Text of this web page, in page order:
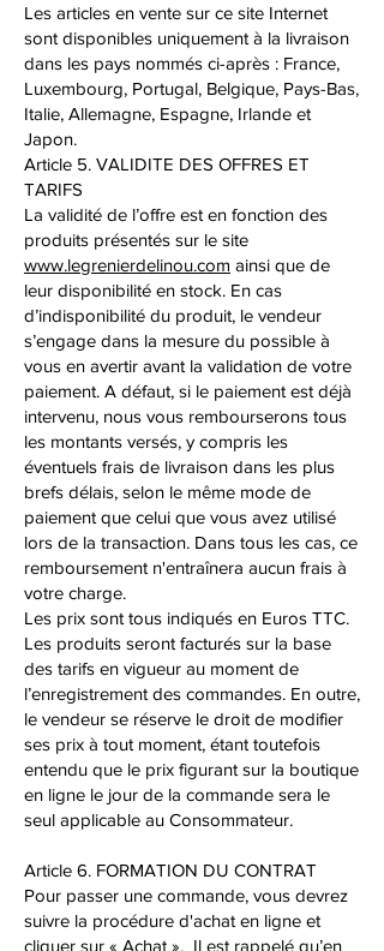
Les articles en vente sur ce site Internet
sont disponibles uniquement à la livraison
dans les pays nommés ci-après : France,
Luxembourg, Portugal, Belgique, Pays-Bas,
Italie, Allemagne, Espagne, Irlande et
Japon.
Article 5. VALIDITE DES OFFRES ET
TARIFS
La validité de l’offre est en fonction des
produits présentés sur le site
www.legrenierdelinou.com ainsi que de
leur disponibilité en stock. En cas
d’indisponibilité du produit, le vendeur
s’engage dans la mesure du possible à
vous en avertir avant la validation de votre
paiement. A défaut, si le paiement est déjà
intervenu, nous vous rembourserons tous
les montants versés, y compris les
éventuels frais de livraison dans les plus
brefs délais, selon le même mode de
paiement que celui que vous avez utilisé
lors de la transaction. Dans tous les cas, ce
remboursement n'entraînera aucun frais à
votre charge.
Les prix sont tous indiqués en Euros TTC.
Les produits seront facturés sur la base
des tarifs en vigueur au moment de
l’enregistrement des commandes. En outre,
le vendeur se réserve le droit de modifier
ses prix à tout moment, étant toutefois
entendu que le prix figurant sur la boutique
en ligne le jour de la commande sera le
seul applicable au Consommateur.
Article 6. FORMATION DU CONTRAT
Pour passer une commande, vous devrez
suivre la procédure d'achat en ligne et
cliquer sur « Achat ». Il est rappelé qu’en